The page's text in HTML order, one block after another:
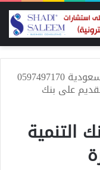
سداد قروض البنك في السعودية 0597497170
على بنك
التنمية